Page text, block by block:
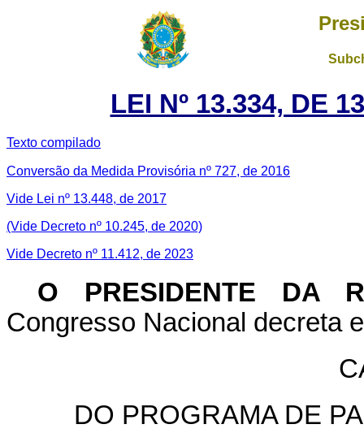
LEI Nº 13.334, DE
Texto compilado
Conversão da Medida Provisória nº 727, de 2016
Vide Lei nº 13.448, de 2017
(Vide Decreto nº 10.245, de 2020)
Vide Decreto nº 11.412, de 2023
O PRESIDENTE DA
Congresso Nacional decreta
DO PROGRAMA DE